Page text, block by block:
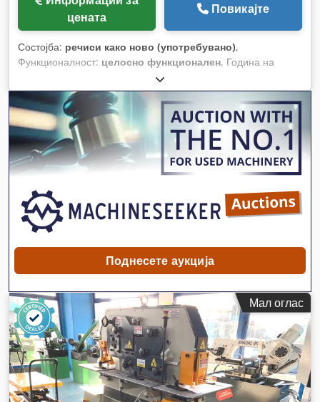
цената
Повикајте
Состојба: речиси како ново (употребувано),
Функционалност: целосно функционален, Година на
Ознака CE, итно стопирање,
ножна далечинска контрола,
Поднесете аукција
Мал оглас